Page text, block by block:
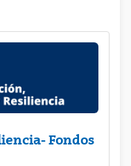
Fondos